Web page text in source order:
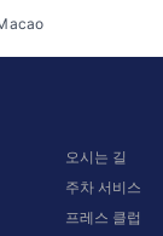
오시는 길
주차 서비스
프레스 클럽